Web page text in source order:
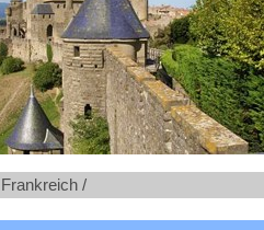
Frankreich /